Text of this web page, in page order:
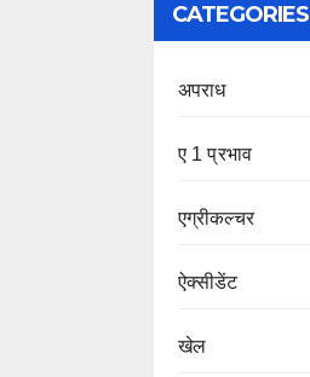
CATEGORIES
अपराध
ए 1 प्रभाव
एग्रीकल्चर
ऐक्सीडेंट
खेल